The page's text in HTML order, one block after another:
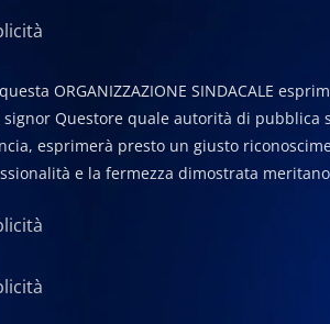
ORGANIZZAZIONE SINDACALE
signor Questore quale autorità di pubblica
esprimerà presto un giusto
e la fermezza dimostrata